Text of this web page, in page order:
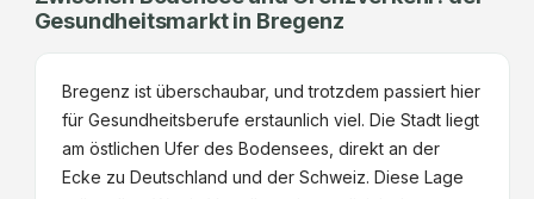
Gesundheitsmarkt in Bregenz
Bregenz ist überschaubar, und trotzdem passiert hier
für Gesundheitsberufe erstaunlich viel. Die Stadt liegt
am östlichen Ufer des Bodensees, direkt an der
Ecke zu Deutschland und der Schweiz. Diese Lage